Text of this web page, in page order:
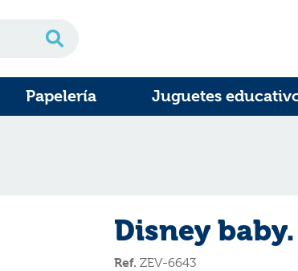
Papelería Juguetes
Disney
Ref. ZEV-6643